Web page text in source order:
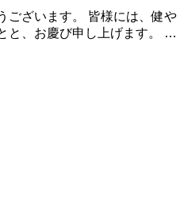
ございます。 皆様には、健や
と、お慶び申し上げます。 …